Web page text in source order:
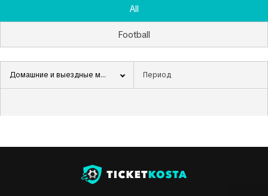
All
Football
Домашние и выездные матчи